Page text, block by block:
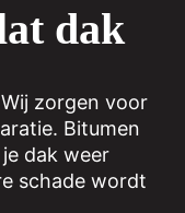
dak
zorgen voor
Bitumen
dak weer
schade wordt